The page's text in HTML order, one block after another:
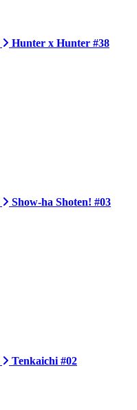
Hunter x Hunter #38
Show-ha Shoten! #03
Tenkaichi #02